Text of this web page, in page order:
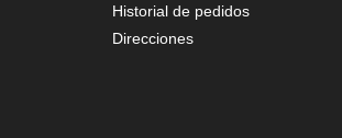
Historial de pedidos
Direcciones